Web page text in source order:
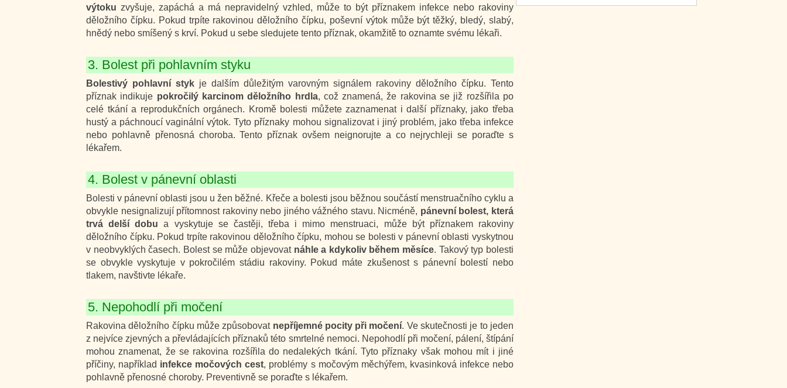
výtoku zvyšuje, zapáchá a má nepravidelný vzhled, může to být příznakem infekce nebo rakoviny
děložního čípku. Pokud trpíte rakovinou děložního čípku, poševní výtok může být těžký, bledý, slabý,
hnědý nebo smíšený s krví. Pokud u sebe sledujete tento příznak, okamžitě to oznamte svému lékaři.
3. Bolest při pohlavním styku
Bolestivý pohlavní styk je dalším důležitým varovným signálem rakoviny děložního čípku. Tento
příznak indikuje pokročilý karcinom děložního hrdla, což znamená, že rakovina se již rozšířila po
celé tkání a reprodukčních orgánech. Kromě bolesti můžete zaznamenat i další příznaky, jako třeba
hustý a páchnoucí vaginální výtok. Tyto příznaky mohou signalizovat i jiný problém, jako třeba infekce
nebo pohlavně přenosná choroba. Tento příznak ovšem neignorujte a co nejrychleji se poraďte s
lékařem.
4. Bolest v pánevní oblasti
Bolesti v pánevní oblasti jsou u žen běžné. Křeče a bolesti jsou běžnou součástí menstruačního cyklu a
obvykle nesignalizují přítomnost rakoviny nebo jiného vážného stavu. Nicméně, pánevní bolest, která
trvá delší dobu a vyskytuje se častěji, třeba i mimo menstruaci, může být příznakem rakoviny
děložního čípku. Pokud trpíte rakovinou děložního čípku, mohou se bolesti v pánevní oblasti vyskytnou
v neobvyklých časech. Bolest se může objevovat náhle a kdykoliv během měsíce. Takový typ bolesti
se obvykle vyskytuje v pokročilém stádiu rakoviny. Pokud máte zkušenost s pánevní bolestí nebo
tlakem, navštivte lékaře.
5. Nepohodlí při močení
Rakovina děložního čípku může způsobovat nepříjemné pocity při močení. Ve skutečnosti je to jeden
z nejvíce zjevných a převládajících příznaků této smrtelné nemoci. Nepohodlí při močení, pálení, štípání
mohou znamenat, že se rakovina rozšířila do nedalekých tkání. Tyto příznaky však mohou mít i jiné
příčiny, například infekce močových cest, problémy s močovým měchýřem, kvasinková infekce nebo
pohlavně přenosné choroby. Preventivně se poraďte s lékařem.